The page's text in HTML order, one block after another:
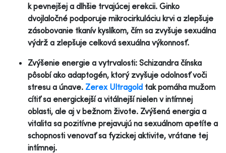
k pevnejšej a dlhšie trvajúcej erekcii. Ginko
dvojlaločné podporuje mikrocirkuláciu krvi a zlepšuje
zásobovanie tkanív kyslíkom, čím sa zvyšuje sexuálna
výdrž a zlepšuje celková sexuálna výkonnosť.
Zvýšenie energie a vytrvalosti: Schizandra čínska
pôsobí ako adaptogén, ktorý zvyšuje odolnosť voči
stresu a únave. Zerex Ultragold tak pomáha mužom
cítiť sa energickejší a vitálnejší nielen v intímnej
oblasti, ale aj v bežnom živote. Zvýšená energia a
vitalita sa pozitívne prejavujú na sexuálnom apetíte a
schopnosti venovať sa fyzickej aktivite, vrátane tej
intímnej.